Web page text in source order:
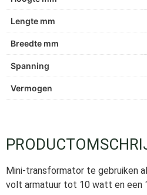
Lengte mm
Breedte mm
Spanning
Vermogen
Mini-transformator te gebruiken
volt armatuur tot 10 watt en een